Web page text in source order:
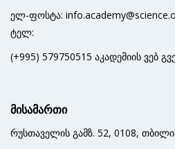
ელ-ფოსტა:
ტელ:
(+995) 579750515 აკადემიის ვებ
მისამართი
რუსთაველის გამზ. 52, 0108,